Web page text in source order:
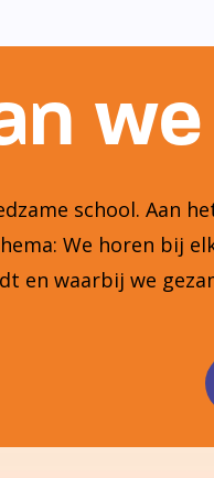
school. Aan
We horen bij
en waarbij we